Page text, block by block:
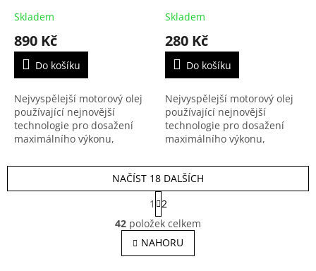
Skladem
890 Kč
Do košíku
Nejvyspělejší motorový olej
používající nejnovější
technologie pro dosažení
maximálního výkonu,
popela a snížení množství
emisí pro všechny naftové
i...
Skladem
280 Kč
Do košíku
Nejvyspělejší motorový olej
používající nejnovější
technologie pro dosažení
maximálního výkonu,
popela a snížení množství
emisí pro všechny naftové
i...
O
v
l
á
NAČÍST 18 DALŠÍCH
S
t
r
á
n
k
1
2
42 položek celkem
NAHORU